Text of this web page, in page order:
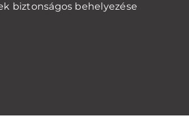
biztonságos behelyezése